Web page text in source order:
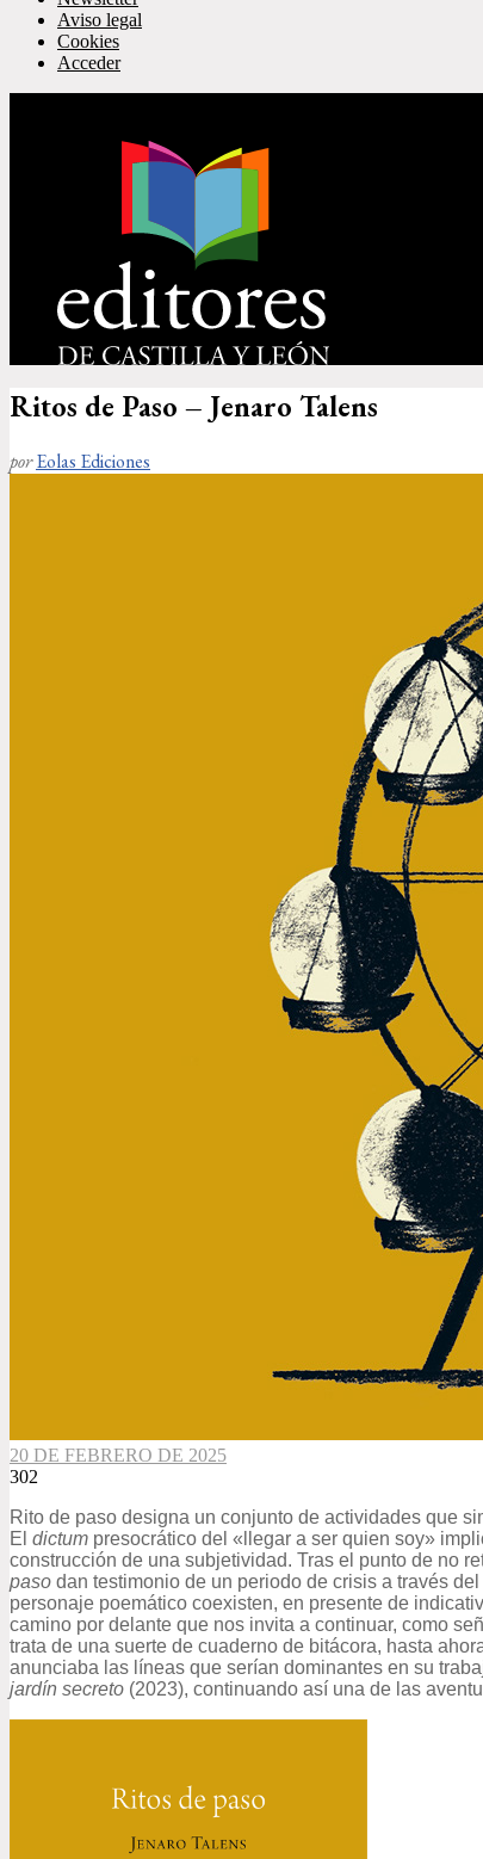
Aviso legal
Cookies
Acceder
Ritos de Paso – Jenaro Talens
porEolas Ediciones
20 DE FEBRERO DE 2025
302
Rito de paso designa un conjunto de actividades que
El dictum presocrático del «llegar a ser quien soy»
construcción de una subjetividad. Tras el punto de no
paso dan testimonio de un periodo de crisis a través
personaje poemático coexisten, en presente de
camino por delante que nos invita a continuar, como
trata de una suerte de cuaderno de bitácora, hasta
anunciaba las líneas que serían dominantes en su
jardín secreto (2023), continuando así una de las